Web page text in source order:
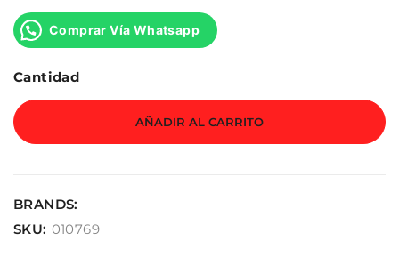
Comprar Vía Whatsapp
Cantidad
AÑADIR AL CARRITO
BRANDS:
SKU: 010769